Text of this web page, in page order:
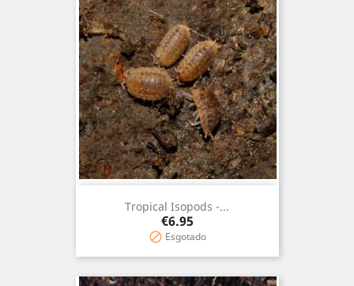
Tropical Isopods -...
Price
€6.95
 Esgotado